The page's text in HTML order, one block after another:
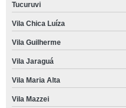
Tucuruvi
Vila Chica Luíza
Vila Guilherme
Vila Jaraguá
Vila Maria Alta
Vila Mazzei